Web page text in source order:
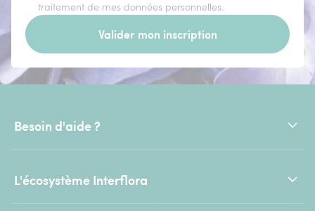
traitement de mes données personnelles.
Valider mon inscription
Besoin d'aide ?
L'écosystème Interflora